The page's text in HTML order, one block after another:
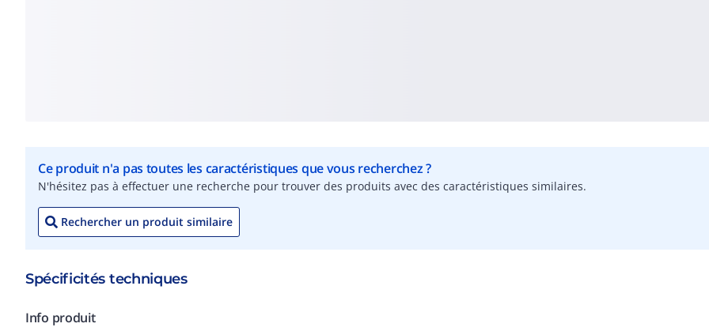
Ce produit n'a pas toutes les caractéristiques que vous recherchez ?
N'hésitez pas à effectuer une recherche pour trouver des produits avec des caractéristiques similaires.
Rechercher un produit similaire
Spécificités techniques
Info produit